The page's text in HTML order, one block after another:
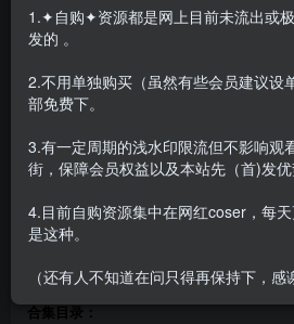
秀人系列分为高分辨率原
览版两个版本，原版较预
版，单期至少400M以上。
合集目录：
1.✦自购✦资源都是网上目前未流出或
发的 。
2.不用单独购买（虽然有些会员建议设
部免费下。
3.有一定周期的浅水印限流但不影响观
街，保障会员权益以及本站先（首)发优
4.目前自购资源集中在网红coser，每
是这种。
（还有人不知道在问只得再保持下，感